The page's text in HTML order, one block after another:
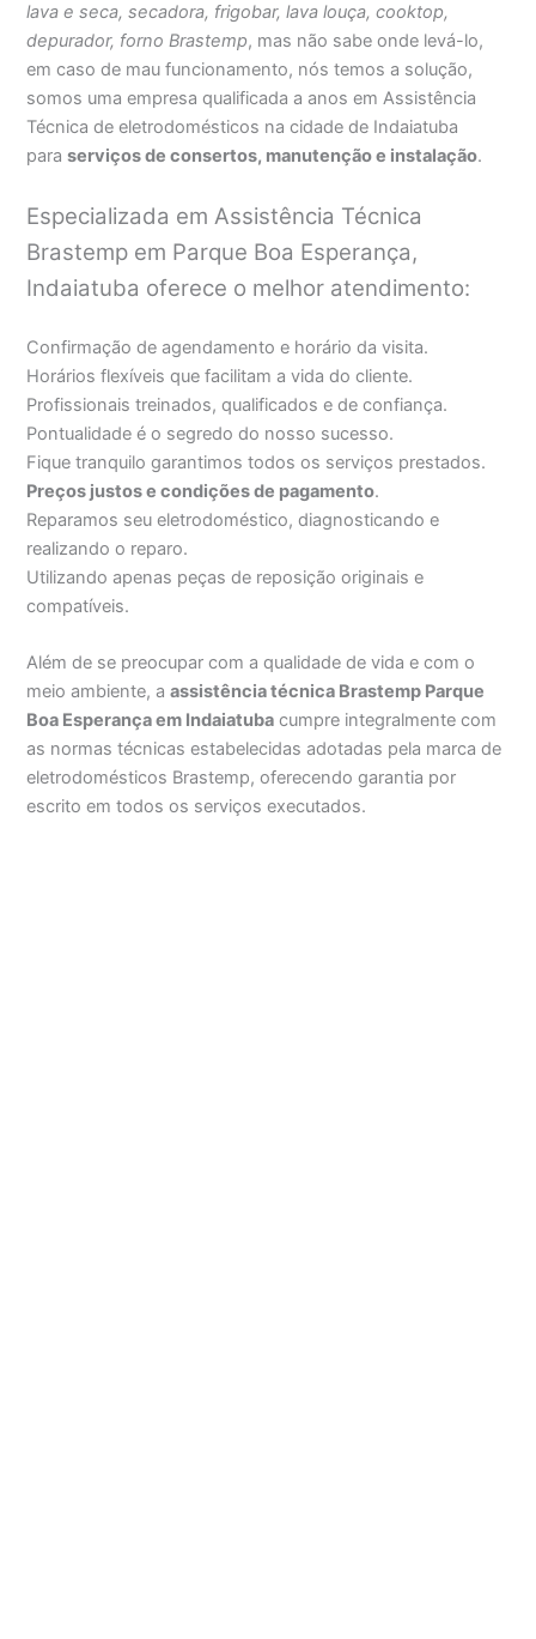
lava e seca, secadora, frigobar, lava louça, cooktop,
depurador, forno Brastemp, mas não sabe onde levá-lo,
em caso de mau funcionamento, nós temos a solução,
somos uma empresa qualificada a anos em Assistência
Técnica de eletrodomésticos na cidade de Indaiatuba
paraserviços de consertos, manutenção e instalação.
Especializada em Assistência Técnica
Brastemp em Parque Boa Esperança,
Indaiatuba oferece o melhor atendimento:
Confirmação de agendamento e horário da visita.
Horários flexíveis que facilitam a vida do cliente.
Profissionais treinados, qualificados e de confiança.
Pontualidade é o segredo do nosso sucesso.
Fique tranquilo garantimos todos os serviços prestados.
Preços justos e condições de pagamento.
Reparamos seu eletrodoméstico, diagnosticando e
realizando o reparo.
Utilizando apenas peças de reposição originais e
compatíveis.
Além de se preocupar com a qualidade de vida e com o
meio ambiente, aassistência técnica Brastemp Parque
Boa Esperança em Indaiatuba cumpre integralmente com
as normas técnicas estabelecidas adotadas pela marca de
eletrodomésticos Brastemp, oferecendo garantia por
escrito em todos os serviços executados.